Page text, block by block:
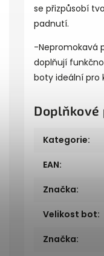
se přizpůsobí
padnutí.
-Nepromokavá
doplňují
boty ideální pro
Kategorie:
EAN:
Značka:
Velikost bot:
Značka: